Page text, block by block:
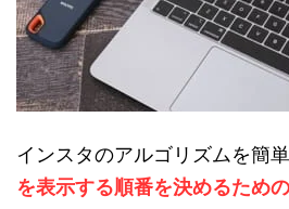
インスタのアルゴリズムを簡
を表示する順番を決めるため